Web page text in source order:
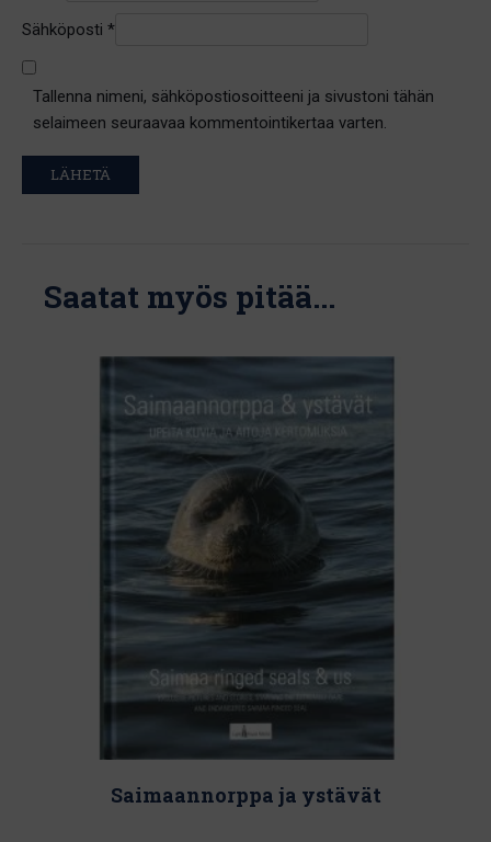
Sähköposti *
Tallenna nimeni, sähköpostiosoitteeni ja sivustoni tähän
selaimeen seuraavaa kommentointikertaa varten.
Saatat myös pitää...
Saimaannorppa ja ystävät